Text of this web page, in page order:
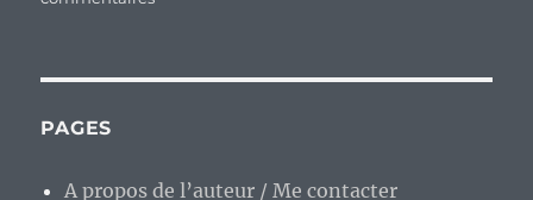
PAGES
A propos de l’auteur / Me contacter